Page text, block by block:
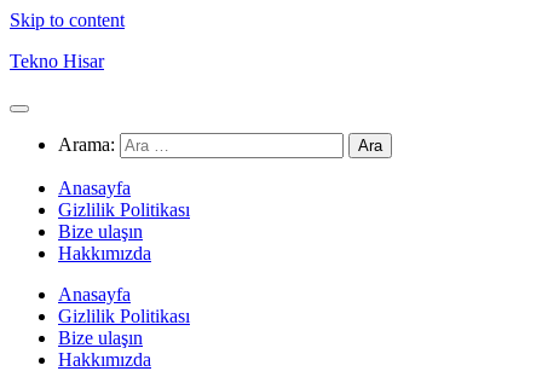
Skip to content
Tekno Hisar
Arama:
Anasayfa
Gizlilik Politikası
Bize ulaşın
Hakkımızda
Anasayfa
Gizlilik Politikası
Bize ulaşın
Hakkımızda